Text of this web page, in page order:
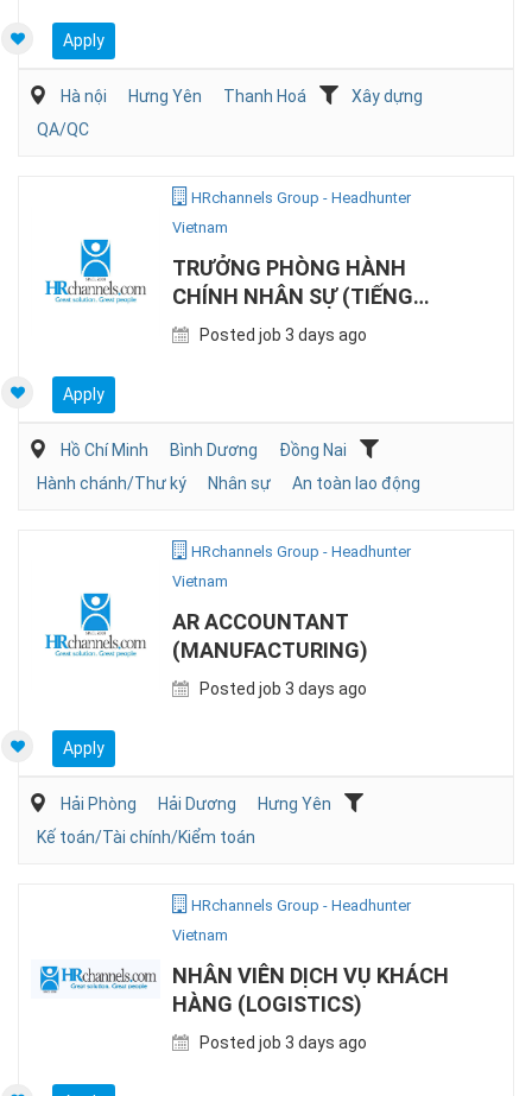
Apply
Hà nội Hưng Yên Thanh Hoá
Xây dựng
QA/QC
HRchannels Group - Headhunter
Vietnam
TRƯỞNG PHÒNG HÀNH
CHÍNH NHÂN SỰ (TIẾNG
NHẬT, SẢN XUẤT)
Posted job 3 days ago
Apply
Hồ Chí Minh Bình Dương
Đồng Nai
Hành chánh/Thư ký
Nhân sự An toàn lao động
HRchannels Group - Headhunter
Vietnam
AR ACCOUNTANT
(MANUFACTURING)
Posted job 3 days ago
Apply
Hải Phòng Hải Dương
Hưng Yên
Kế toán/Tài chính/Kiểm toán
HRchannels Group - Headhunter
Vietnam
NHÂN VIÊN DỊCH VỤ KHÁCH
HÀNG (LOGISTICS)
Posted job 3 days ago